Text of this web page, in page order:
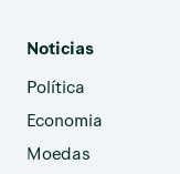
Noticias
Política
Economia
Moedas